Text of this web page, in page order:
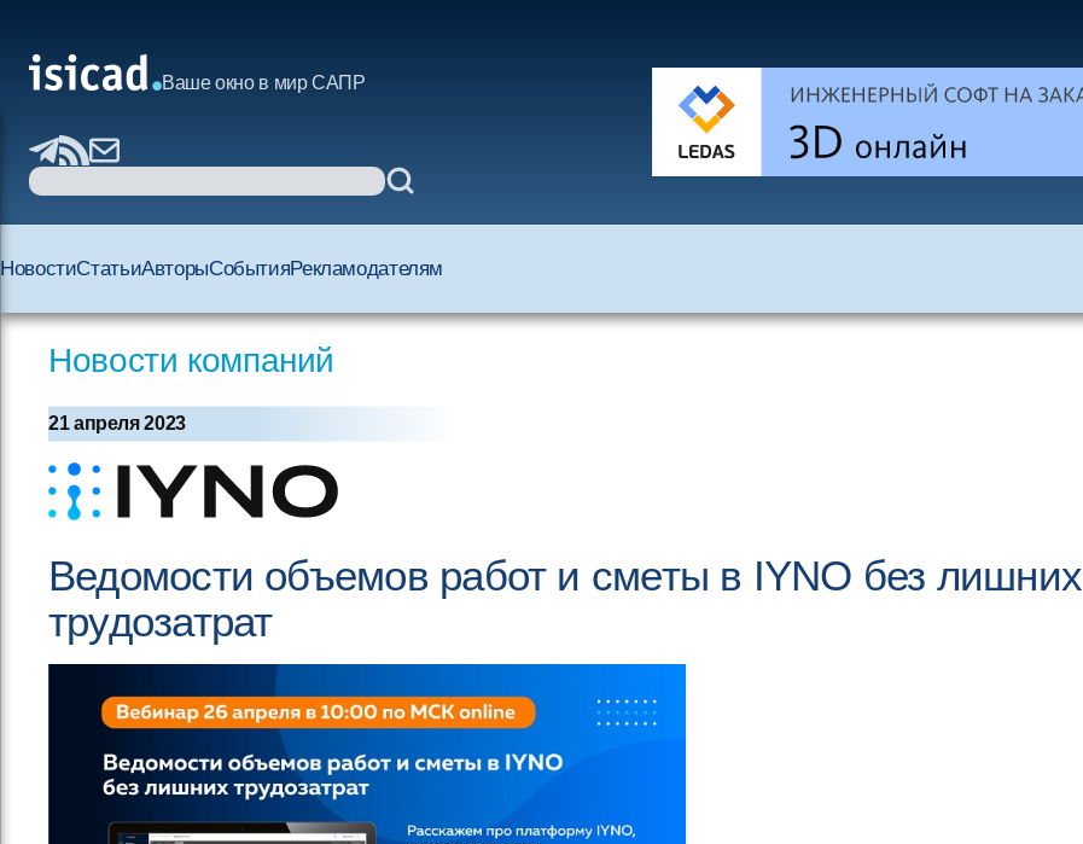
Ваше окно в мир САПР
НовостиСтатьиАвторыСобытияРекламодателям
Новости компаний
21 апреля 2023
Ведомости объемов работ и сметы в IYNO без лишних
трудозатрат